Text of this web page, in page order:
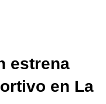
estrena
en La